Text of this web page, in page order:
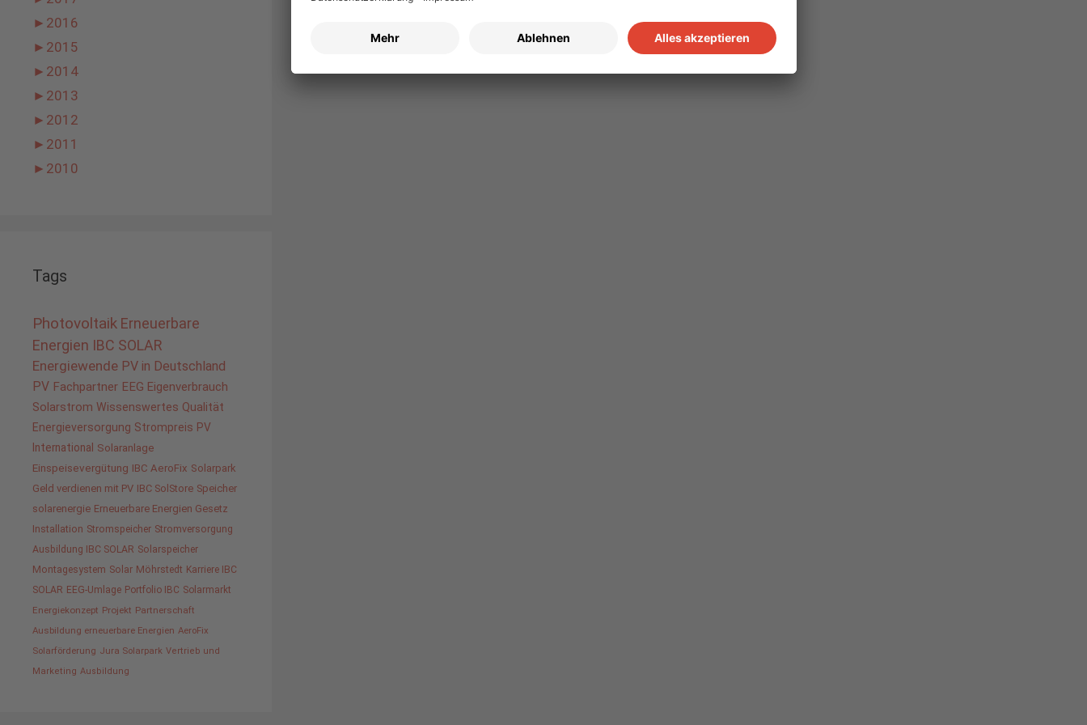
► 2016
► 2015
► 2014
► 2013
► 2012
► 2011
► 2010
Tags
Photovoltaik Erneuerbare
Energien IBC SOLAR
Energiewende PV in Deutschland
PV Fachpartner EEG Eigenverbrauch
Solarstrom Wissenswertes Qualität
Energieversorgung Strompreis PV
International Solaranlage
Einspeisevergütung IBC AeroFix Solarpark
Geld verdienen mit PV IBC SolStore Speicher
solarenergie Erneuerbare Energien Gesetz
Installation Stromspeicher Stromversorgung
Ausbildung IBC SOLAR Solarspeicher
Montagesystem Solar Möhrstedt Karriere IBC
SOLAR EEG-Umlage Portfolio IBC Solarmarkt
Energiekonzept Projekt Partnerschaft
Ausbildung erneuerbare Energien AeroFix
Solarförderung Jura Solarpark Vertrieb und
Marketing Ausbildung